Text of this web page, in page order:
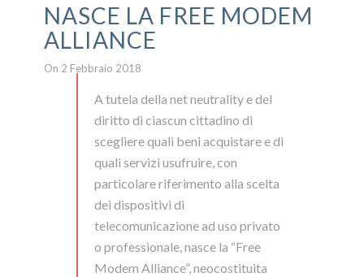
NASCE LA FREE MODEM
ALLIANCE
On 2 Febbraio 2018
A tutela della net neutrality e del
diritto di ciascun cittadino di
scegliere quali beni acquistare e di
quali servizi usufruire, con
particolare riferimento alla scelta
dei dispositivi di
telecomunicazione ad uso privato
o professionale, nasce la “Free
Modem Alliance”, neocostituita